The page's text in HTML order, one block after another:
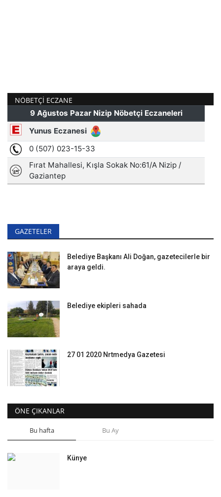
NÖBETÇI ECZANE
GAZETELER
Belediye Başkanı Ali Doğan, gazetecilerle bir
araya geldi.
Belediye ekipleri sahada
27 01 2020 Nrtmedya Gazetesi
ÖNE ÇIKANLAR
Bu hafta Bu Ay
Künye